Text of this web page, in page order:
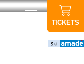
TICKETS